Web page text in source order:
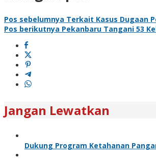
Pos sebelumnya Terkait Kasus Dugaan
Pos berikutnya Pekanbaru Tangani 53
Jangan Lewatkan
Dukung Program Ketahanan